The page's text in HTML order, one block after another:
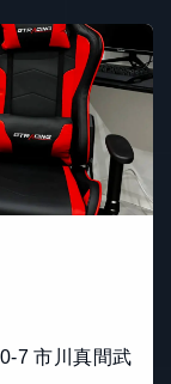
7 市川真間武